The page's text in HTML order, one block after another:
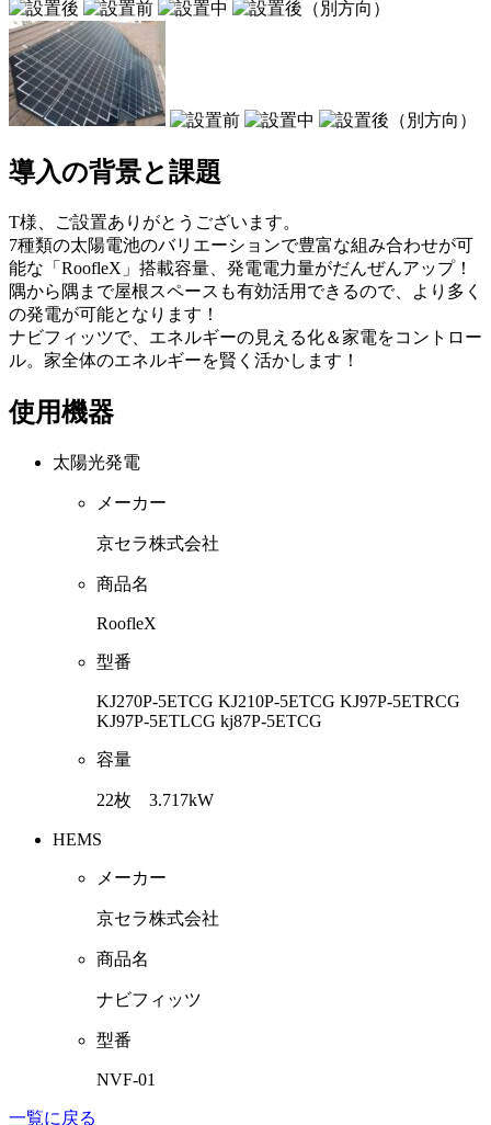
導入の背景と課題
T様、ご設置ありがとうございます。
7種類の太陽電池のバリエーションで豊富な組み合わせが可
能な「RoofleX」搭載容量、発電電力量がだんぜんアップ！
隅から隅まで屋根スペースも有効活用できるので、より多く
の発電が可能となります！
ナビフィッツで、エネルギーの見える化＆家電をコントロー
ル。家全体のエネルギーを賢く活かします！
使用機器
太陽光発電
メーカー
京セラ株式会社
商品名
RoofleX
型番
KJ270P-5ETCG KJ210P-5ETCG KJ97P-5ETRCG
KJ97P-5ETLCG kj87P-5ETCG
容量
22枚 3.717kW
HEMS
メーカー
京セラ株式会社
商品名
ナビフィッツ
型番
NVF-01
一覧に戻る